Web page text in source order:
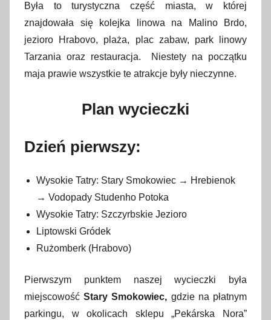
Była to turystyczna część miasta, w której
znajdowała się kolejka linowa na Malino Brdo,
jezioro Hrabovo, plaża, plac zabaw, park linowy
Tarzania oraz restauracja. Niestety na początku
maja prawie wszystkie te atrakcje były nieczynne.
Plan wycieczki
Dzień pierwszy:
Wysokie Tatry: Stary Smokowiec → Hrebienok
→ Vodopady Studenho Potoka
Wysokie Tatry: Szczyrbskie Jezioro
Liptowski Gródek
Rużomberk (Hrabovo)
Pierwszym punktem naszej wycieczki była
miejscowość Stary Smokowiec, gdzie na płatnym
parkingu, w okolicach sklepu „Pekárska Nora”